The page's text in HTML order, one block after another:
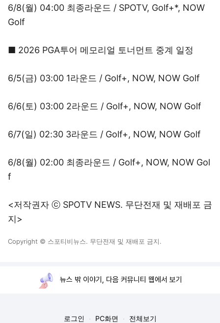
6/8(월) 04:00 최종라운드 / SPOTV, Golf+*, NOW
Golf
■ 2026 PGA투어 메모리얼 토너먼트 중계 일정
6/5(금) 03:00 1라운드 / Golf+, NOW, NOW Golf
6/6(토) 03:00 2라운드 / Golf+, NOW, NOW Golf
6/7(일) 02:30 3라운드 / Golf+, NOW, NOW Golf
6/8(월) 02:00 최종라운드 / Golf+, NOW, NOW Gol
f
<저작권자 ⓒ SPOTV NEWS. 무단전재 및 재배포 금
지>
Copyright © 스포티비뉴스. 무단전재 및 재배포 금지.
뉴스 밖 이야기, 다음 커뮤니티 웹에서 보기
로그인 PC화면 전체보기